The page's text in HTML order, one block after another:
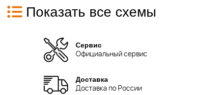
Показать все схемы
Сервис
Официальный сервис
Доставка
Доставка по России